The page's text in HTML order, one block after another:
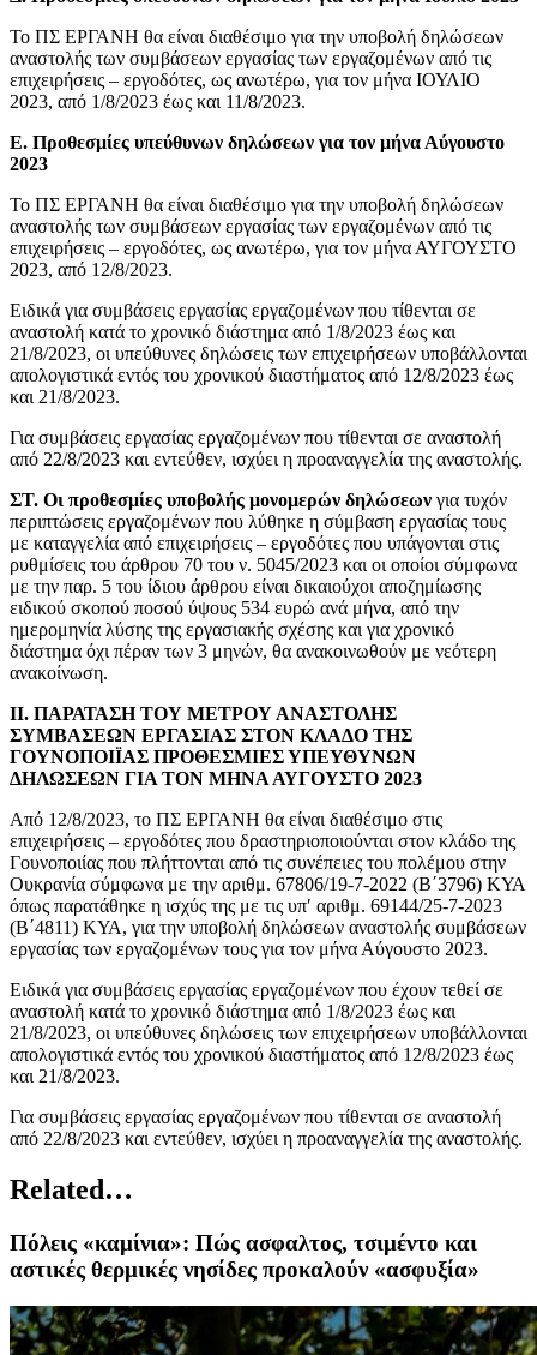
Το ΠΣ ΕΡΓΑΝΗ θα είναι διαθέσιμο για την υποβολή δηλώσεων
αναστολής των συμβάσεων εργασίας των εργαζομένων από τις
επιχειρήσεις – εργοδότες, ως ανωτέρω, για τον μήνα ΙΟΥΛΙΟ
2023, από 1/8/2023 έως και 11/8/2023.
Ε. Προθεσμίες υπεύθυνων δηλώσεων για τον μήνα Αύγουστο
2023
Το ΠΣ ΕΡΓΑΝΗ θα είναι διαθέσιμο για την υποβολή δηλώσεων
αναστολής των συμβάσεων εργασίας των εργαζομένων από τις
επιχειρήσεις – εργοδότες, ως ανωτέρω, για τον μήνα ΑΥΓΟΥΣΤΟ
2023, από 12/8/2023.
Ειδικά για συμβάσεις εργασίας εργαζομένων που τίθενται σε
αναστολή κατά το χρονικό διάστημα από 1/8/2023 έως και
21/8/2023, οι υπεύθυνες δηλώσεις των επιχειρήσεων υποβάλλονται
απολογιστικά εντός του χρονικού διαστήματος από 12/8/2023 έως
και 21/8/2023.
Για συμβάσεις εργασίας εργαζομένων που τίθενται σε αναστολή
από 22/8/2023 και εντεύθεν, ισχύει η προαναγγελία της αναστολής.
ΣΤ. Οι προθεσμίες υποβολής μονομερών δηλώσεων για τυχόν
περιπτώσεις εργαζομένων που λύθηκε η σύμβαση εργασίας τους
με καταγγελία από επιχειρήσεις – εργοδότες που υπάγονται στις
ρυθμίσεις του άρθρου 70 του ν. 5045/2023 και οι οποίοι σύμφωνα
με την παρ. 5 του ίδιου άρθρου είναι δικαιούχοι αποζημίωσης
ειδικού σκοπού ποσού ύψους 534 ευρώ ανά μήνα, από την
ημερομηνία λύσης της εργασιακής σχέσης και για χρονικό
διάστημα όχι πέραν των 3 μηνών, θα ανακοινωθούν με νεότερη
ανακοίνωση.
ΙΙ. ΠΑΡΑΤΑΣΗ ΤΟΥ ΜΕΤΡΟΥ ΑΝΑΣΤΟΛΗΣ
ΣΥΜΒΑΣΕΩΝ ΕΡΓΑΣΙΑΣ ΣΤΟΝ ΚΛΑΔΟ ΤΗΣ
ΓΟΥΝΟΠΟΙΪΑΣ ΠΡΟΘΕΣΜΙΕΣ ΥΠΕΥΘΥΝΩΝ
ΔΗΛΩΣΕΩΝ ΓΙΑ ΤΟΝ ΜΗΝΑ ΑΥΓΟΥΣΤΟ 2023
Από 12/8/2023, το ΠΣ ΕΡΓΑΝΗ θα είναι διαθέσιμο στις
επιχειρήσεις – εργοδότες που δραστηριοποιούνται στον κλάδο της
Γουνοποιίας που πλήττονται από τις συνέπειες του πολέμου στην
Ουκρανία σύμφωνα με την αριθμ. 67806/19-7-2022 (Β΄3796) ΚΥΑ
όπως παρατάθηκε η ισχύς της με τις υπ′ αριθμ. 69144/25-7-2023
(Β΄4811) ΚΥΑ, για την υποβολή δηλώσεων αναστολής συμβάσεων
εργασίας των εργαζομένων τους για τον μήνα Αύγουστο 2023.
Ειδικά για συμβάσεις εργασίας εργαζομένων που έχουν τεθεί σε
αναστολή κατά το χρονικό διάστημα από 1/8/2023 έως και
21/8/2023, οι υπεύθυνες δηλώσεις των επιχειρήσεων υποβάλλονται
απολογιστικά εντός του χρονικού διαστήματος από 12/8/2023 έως
και 21/8/2023.
Για συμβάσεις εργασίας εργαζομένων που τίθενται σε αναστολή
από 22/8/2023 και εντεύθεν, ισχύει η προαναγγελία της αναστολής.
Related…
Πόλεις «καμίνια»: Πώς ασφαλτος, τσιμέντο και
αστικές θερμικές νησίδες προκαλούν «ασφυξία»